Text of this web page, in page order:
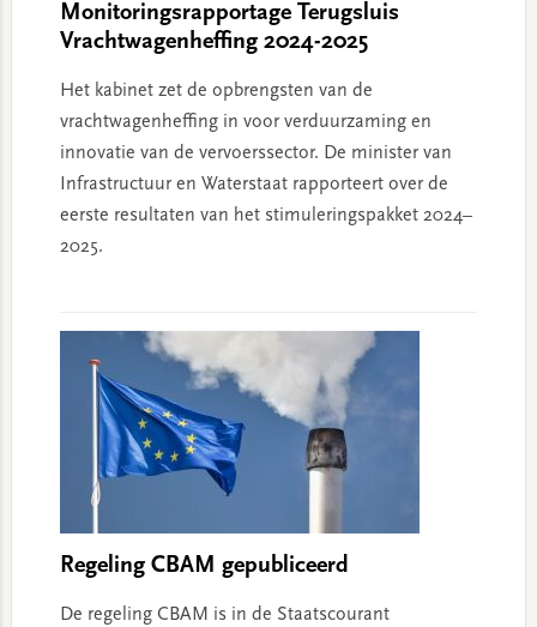
Monitoringsrapportage Terugsluis
Vrachtwagenheffing 2024-2025
Het kabinet zet de opbrengsten van de
vrachtwagenheffing in voor verduurzaming en
innovatie van de vervoerssector. De minister van
Infrastructuur en Waterstaat rapporteert over de
eerste resultaten van het stimuleringspakket 2024–
2025.
Regeling CBAM gepubliceerd
De regeling CBAM is in de Staatscourant